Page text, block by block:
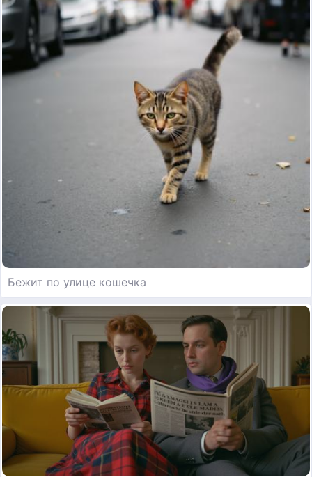
Бежит по улице кошечка